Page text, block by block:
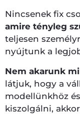
Nincsenek fix
amire tényleg
teljesen
nyújtunk a
Nem akarunk
látjuk, hogy a
modellünkhöz
kiszolgálni,